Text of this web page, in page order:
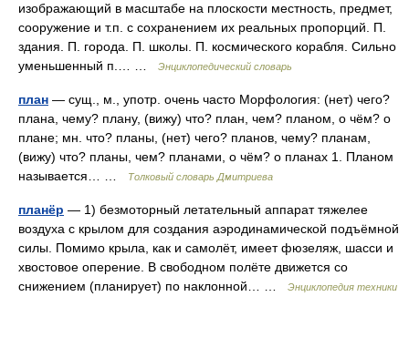
изображающий в масштабе на плоскости местность, предмет,
сооружение и т.п. с сохранением их реальных пропорций. П.
здания. П. города. П. школы. П. космического корабля. Сильно
уменьшенный п.… …
Энциклопедический словарь
план — сущ., м., употр. очень часто Морфология: (нет) чего?
плана, чему? плану, (вижу) что? план, чем? планом, о чём? о
плане; мн. что? планы, (нет) чего? планов, чему? планам,
(вижу) что? планы, чем? планами, о чём? о планах 1. Планом
называется… …
Толковый словарь Дмитриева
планёр — 1) безмоторный летательный аппарат тяжелее
воздуха с крылом для создания аэродинамической подъёмной
силы. Помимо крыла, как и самолёт, имеет фюзеляж, шасси и
хвостовое оперение. В свободном полёте движется со
снижением (планирует) по наклонной… …
Энциклопедия техники